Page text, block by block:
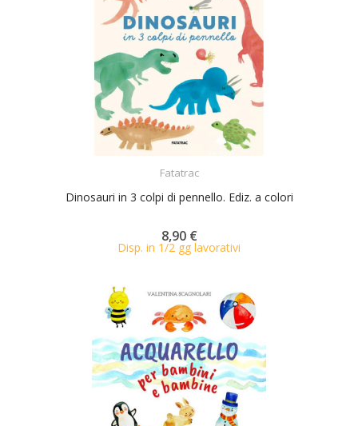
Fatatrac
Dinosauri in 3 colpi di pennello. Ediz. a colori
8,90 €
Disp. in 1/2 gg lavorativi